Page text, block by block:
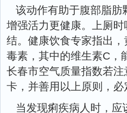
该动作有助于腹部脂
增强活力更健康。上厕
结。健康饮食专家指出
毒素，其中的维生素C，
长春市空气质量指数若
卡，并善用以上原则，
当发现痢疾病人时，